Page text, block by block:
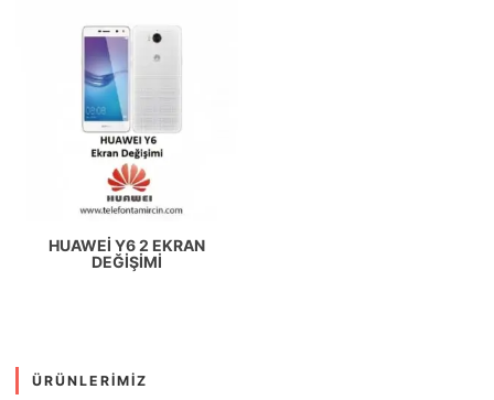
HUAWEI Y6 2 EKRAN
DEĞIŞIMI
ÜRÜNLERIMIZ